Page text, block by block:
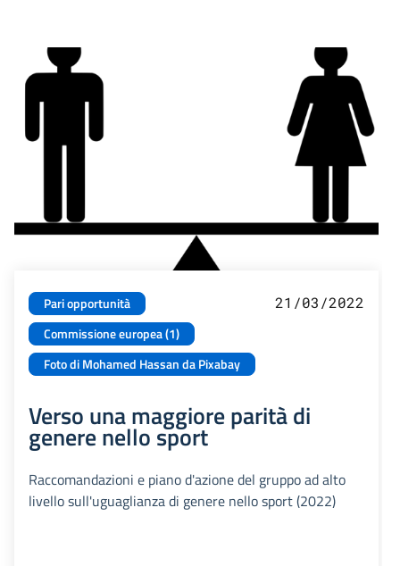
Pari opportunità
Commissione europea (1)
Foto di Mohamed Hassan da Pixabay
21/03/2022
Verso una maggiore parità di
genere nello sport
Raccomandazioni e piano d'azione del gruppo ad alto
livello sull'uguaglianza di genere nello sport (2022)